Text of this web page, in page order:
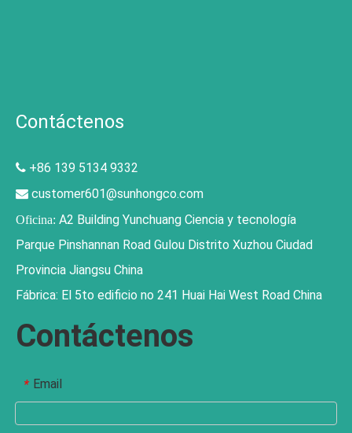
Contáctenos
 +86 139 5134 9332
 customer601@sunhongco.com
Oficina: A2 Building Yunchuang Ciencia y tecnología
Parque Pinshannan Road Gulou Distrito Xuzhou Ciudad
Provincia Jiangsu China
Fábrica: El 5to edificio no 241 Huai Hai West Road China
Contáctenos
* Email